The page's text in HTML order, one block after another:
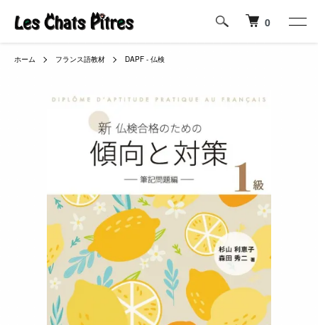
0
ホーム フランス語教材 DAPF - 仏検